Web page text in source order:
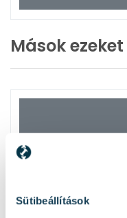
Sütibeállítások
Mások